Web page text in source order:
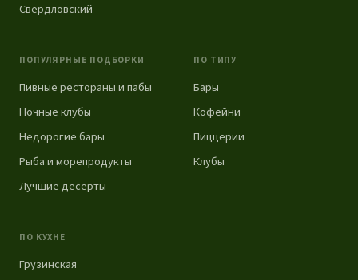
Свердловский
ПОПУЛЯРНЫЕ ПОДБОРКИ
Пивные рестораны и пабы
Ночные клубы
Недорогие бары
Рыба и морепродукты
Лучшие десерты
ПО ТИПУ
Бары
Кофейни
Пиццерии
Клубы
ПО КУХНЕ
Грузинская